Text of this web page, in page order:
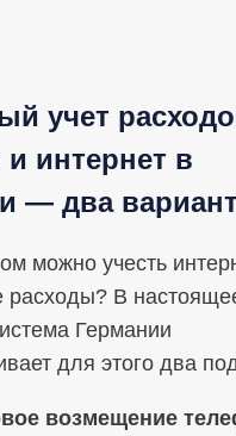
учет
интернет в
— два
можно учесть
расходы? В
Германии
для этого два
возмещение